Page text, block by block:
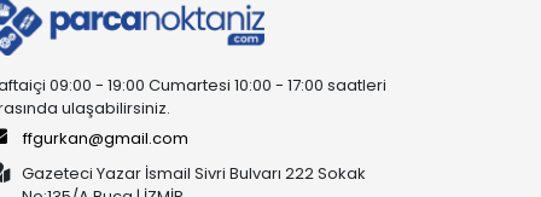
09:00 - 19:00 Cumartesi 10:00 - 17:00 saatleri
ulaşabilirsiniz.
ffgurkan@gmail.com
Gazeteci Yazar İsmail Sivri Bulvarı 222 Sokak